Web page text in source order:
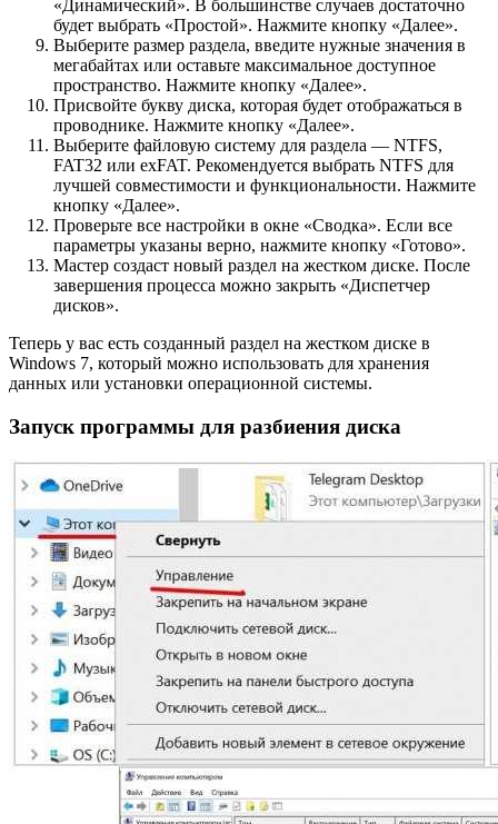
«Динамический». В большинстве случаев достаточно
будет выбрать «Простой». Нажмите кнопку «Далее».
Выберите размер раздела, введите нужные значения в
мегабайтах или оставьте максимальное доступное
пространство. Нажмите кнопку «Далее».
Присвойте букву диска, которая будет отображаться в
проводнике. Нажмите кнопку «Далее».
Выберите файловую систему для раздела — NTFS,
FAT32 или exFAT. Рекомендуется выбрать NTFS для
лучшей совместимости и функциональности. Нажмите
кнопку «Далее».
Проверьте все настройки в окне «Сводка». Если все
параметры указаны верно, нажмите кнопку «Готово».
Мастер создаст новый раздел на жестком диске. После
завершения процесса можно закрыть «Диспетчер
дисков».
Теперь у вас есть созданный раздел на жестком диске в
Windows 7, который можно использовать для хранения
данных или установки операционной системы.
Запуск программы для разбиения диска